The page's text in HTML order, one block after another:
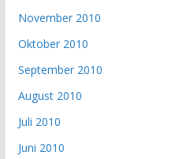
November 2010
Oktober 2010
September 2010
August 2010
Juli 2010
Juni 2010